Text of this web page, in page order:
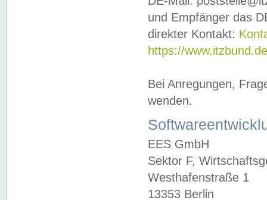
und Empfänger das
direkter Kontakt:
https://
Bei Anregungen,
wenden.
EES GmbH
Sektor F,
Westhafenstraße 1
13353 Berlin